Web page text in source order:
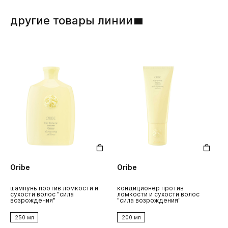
другие товары линии
Oribe
шампунь против ломкости и
сухости волос "сила
возрождения"
250 мл
Oribe
кондиционер против
ломкости и сухости волос
"сила возрождения"
200 мл